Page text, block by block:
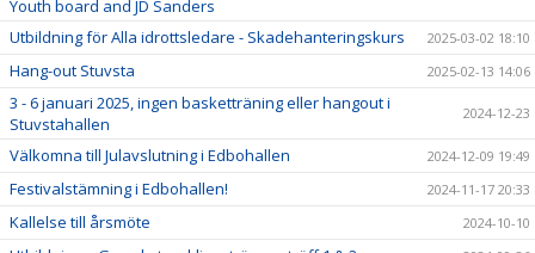
Youth board and JD Sanders
Utbildning för Alla idrottsledare - Skadehanteringskurs 2025-03-02 18:10
Hang-out Stuvsta 2025-02-13 14:06
3 - 6 januari 2025, ingen basketträning eller hangout i
Stuvstahallen
2024-12-23
Välkomna till Julavslutning i Edbohallen 2024-12-09 19:49
Festivalstämning i Edbohallen! 2024-11-17 20:33
Kallelse till årsmöte 2024-10-10